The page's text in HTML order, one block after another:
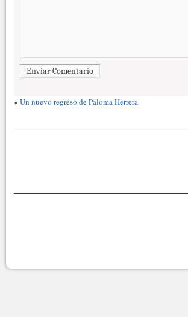
Enviar Comentario
« Un nuevo regreso de Paloma Herrera